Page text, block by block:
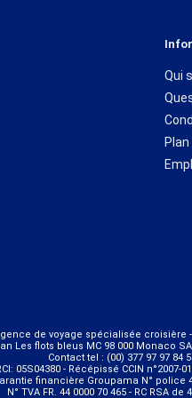
Qui
de voyage spécialisée croisière -
Les flots bleus MC 98 000 Monaco
Contact tel : (00) 377 97 97 84
05S04380 - Récépissé CCIN n°2007-
financière Groupama N° police
N° TVA FR. 44 0000 70 465 - RC RSA de